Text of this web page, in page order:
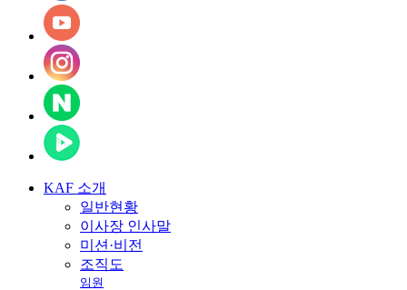
KAF 소개
일반현황
이사장 인사말
미션·비전
조직도
임원